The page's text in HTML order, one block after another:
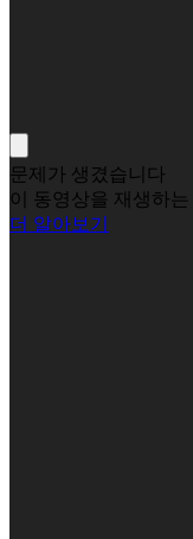
문제가 생겼습니다
이 동영상을 재생하
더 알아보기